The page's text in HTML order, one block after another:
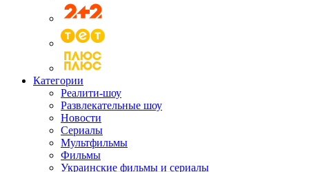
Категории
Реалити-шоу
Развлекательные шоу
Новости
Сериалы
Мультфильмы
Фильмы
Украинские фильмы и сериалы